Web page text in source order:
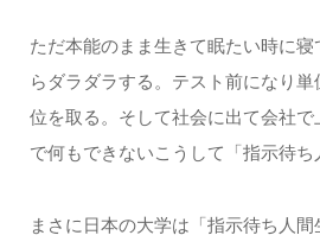
ただ本能のまま生きて眠たい時に
らダラダラする。テスト前になり
位を取る。そして社会に出て会社で
で何もできないこうして「指示待ち
まさに日本の大学は「指示待ち人